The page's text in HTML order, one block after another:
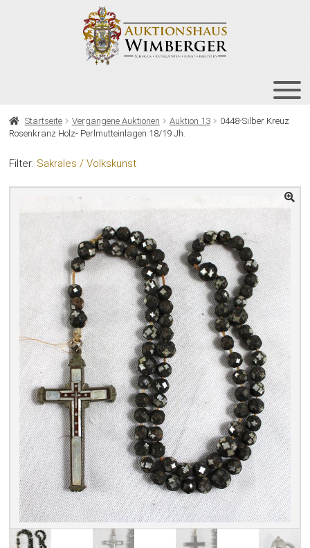
HOME
ÜBER UNS
KONTAKT
NEWSLETTER
Startseite Vergangene Auktionen Auktion 13
0448-Silber Kreuz
Rosenkranz Holz- Perlmutteinlagen 18/19 Jh.
Filter: Sakrales / Volkskunst